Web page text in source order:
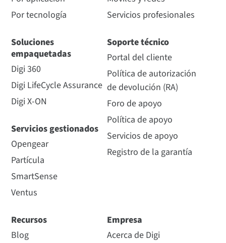
Por tecnología
Soluciones
empaquetadas
Digi 360
Digi LifeCycle Assurance
Digi X-ON
Servicios gestionados
Opengear
Partícula
SmartSense
Ventus
Servicios profesionales
Soporte técnico
Portal del cliente
Política de autorización
de devolución (RA)
Foro de apoyo
Política de apoyo
Servicios de apoyo
Registro de la garantía
Recursos
Blog
Empresa
Acerca de Digi